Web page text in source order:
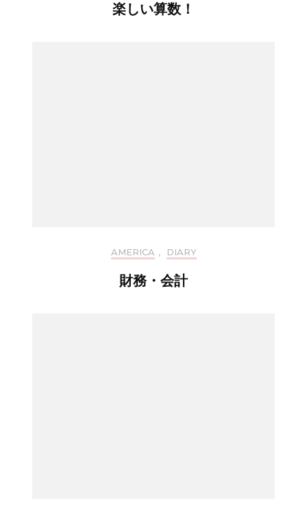
楽しい算数！
AMERICA , DIARY
財務・会計